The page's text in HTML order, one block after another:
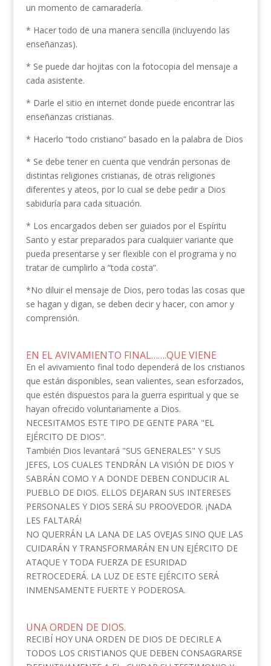
un momento de camaradería.
* Hacer todo de una manera sencilla (incluyendo las
enseñanzas).
* Se puede dar hojitas con la fotocopia del mensaje a
cada asistente.
* Darle el sitio en internet donde puede encontrar las
enseñanzas cristianas.
* Hacerlo “todo cristiano” basado en la palabra de Dios
* Se debe tener en cuenta que vendrán personas de
distintas religiones cristianas, de otras religiones
diferentes y ateos, por lo cual se debe pedir a Dios
sabiduría para cada situación.
* Los encargados deben ser guiados por el Espíritu
Santo y estar preparados para cualquier variante que
pueda presentarse y ser flexible con el programa y no
tratar de cumplirlo a “toda costa”.
*No diluir el mensaje de Dios, pero todas las cosas que
se hagan y digan, se deben decir y hacer, con amor y
comprensión.
EN EL AVIVAMIENTO FINAL…….QUE VIENE
En el avivamiento final todo dependerá de los cristianos
que están disponibles, sean valientes, sean esforzados,
que estén dispuestos para la guerra espiritual y que se
hayan ofrecido voluntariamente a Dios.
NECESITAMOS ESTE TIPO DE GENTE PARA "EL
EJÉRCITO DE DIOS".
También Dios levantará "SUS GENERALES" Y SUS
JEFES, LOS CUALES TENDRÁN LA VISIÓN DE DIOS Y
SABRÁN COMO Y A DONDE DEBEN CONDUCIR AL
PUEBLO DE DIOS. ELLOS DEJARAN SUS INTERESES
PERSONALES Y DIOS SERÁ SU PROOVEDOR. ¡NADA
LES FALTARÁ!
NO QUERRÁN LA LANA DE LAS OVEJAS SINO QUE LAS
CUIDARÁN Y TRANSFORMARÁN EN UN EJÉRCITO DE
ATAQUE Y TODA FUERZA DE ESURIDAD
RETROCEDERÁ. LA LUZ DE ESTE EJÉRCITO SERÁ
INMENSAMENTE FUERTE Y PODEROSA.
UNA ORDEN DE DIOS.
RECIBÍ HOY UNA ORDEN DE DIOS DE DECIRLE A
TODOS LOS CRISTIANOS QUE DEBEN CONSAGRARSE